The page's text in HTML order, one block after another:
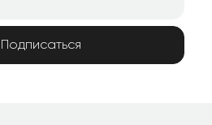
Подписаться